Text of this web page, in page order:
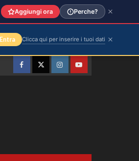
FacebookTwitterInstagramYouTube
Aggiungi ora Perche?
Entra Clicca qui per inserire i tuoi dati